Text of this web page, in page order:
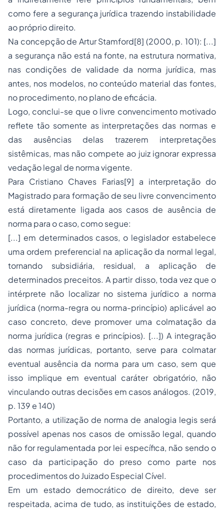
como fere a segurança jurídica trazendo instabilidade
ao próprio direito.
Na concepção de Artur Stamford[8] (2000, p. 101): [...]
a segurança não está na fonte, na estrutura normativa,
nas condições de validade da norma jurídica, mas
antes, nos modelos, no conteúdo material das fontes,
no procedimento, no plano de eficácia.
Logo, conclui-se que o livre convencimento motivado
reflete tão somente as interpretações das normas e
das ausências delas trazerem interpretações
sistêmicas, mas não compete ao juiz ignorar expressa
vedação legal de norma vigente.
Para Cristiano Chaves Farias[9] a interpretação do
Magistrado para formação de seu livre convencimento
está diretamente ligada aos casos de ausência de
norma para o caso, como segue:
[...] em determinados casos, o legislador estabelece
uma ordem preferencial na aplicação da normal legal,
tornando subsidiária, residual, a aplicação de
determinados preceitos. A partir disso, toda vez que o
intérprete não localizar no sistema jurídico a norma
jurídica (norma-regra ou norma-princípio) aplicável ao
caso concreto, deve promover uma colmatação da
norma jurídica (regras e princípios). [...]) A integração
das normas jurídicas, portanto, serve para colmatar
eventual ausência da norma para um caso, sem que
isso implique em eventual caráter obrigatório, não
vinculando outras decisões em casos análogos. (2019,
p. 139 e 140)
Portanto, a utilização de norma de analogia legis será
possível apenas nos casos de omissão legal, quando
não for regulamentada por lei específica, não sendo o
caso da participação do preso como parte nos
procedimentos do Juizado Especial Cível.
Em um estado democrático de direito, deve ser
respeitada, acima de tudo, as instituições de estado,